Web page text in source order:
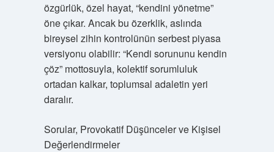
özgürlük, özel hayat, “kendini yönetme”
öne çıkar. Ancak bu özerklik, aslında
bireysel zihin kontrolünün serbest piyasa
versiyonu olabilir: “Kendi sorununu kendin
çöz” mottosuyla, kolektif sorumluluk
ortadan kalkar, toplumsal adaletin yeri
daralır.
Sorular, Provokatif Düşünceler ve Kişisel
Değerlendirmeler